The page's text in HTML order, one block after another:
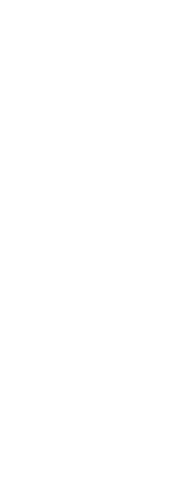
です。
ず変更すること